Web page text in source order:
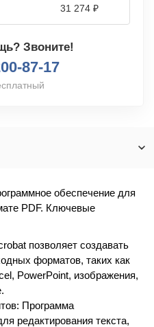
31 274 ₽
Звоните!
87-17
обеспечение для
PDF. Ключевые
позволяет создавать
форматов, таких как
PowerPoint, изображения,
Программа
редактирования текста,